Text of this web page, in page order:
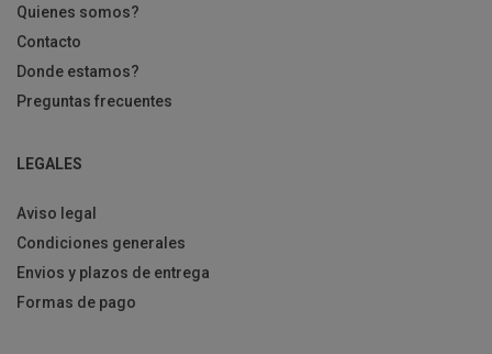
Quienes somos?
Contacto
Donde estamos?
Preguntas frecuentes
LEGALES
Aviso legal
Condiciones generales
Envios y plazos de entrega
Formas de pago